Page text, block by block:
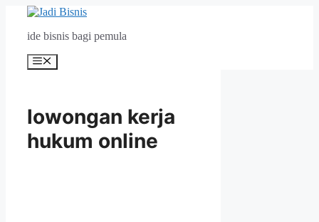
Langsung
ide bisnis bagi pemula
Menu
lowongan kerja
hukum online